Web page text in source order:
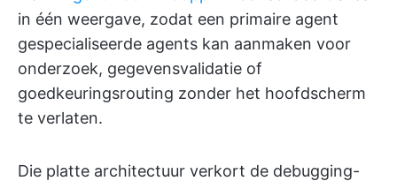
in één weergave, zodat een primaire agent
gespecialiseerde agents kan aanmaken voor
onderzoek, gegevensvalidatie of
goedkeuringsrouting zonder het hoofdscherm
te verlaten.
Die platte architectuur verkort de debugging-